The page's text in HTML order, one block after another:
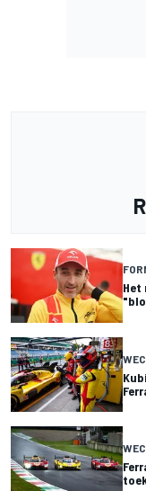
Het
WEC
WEC